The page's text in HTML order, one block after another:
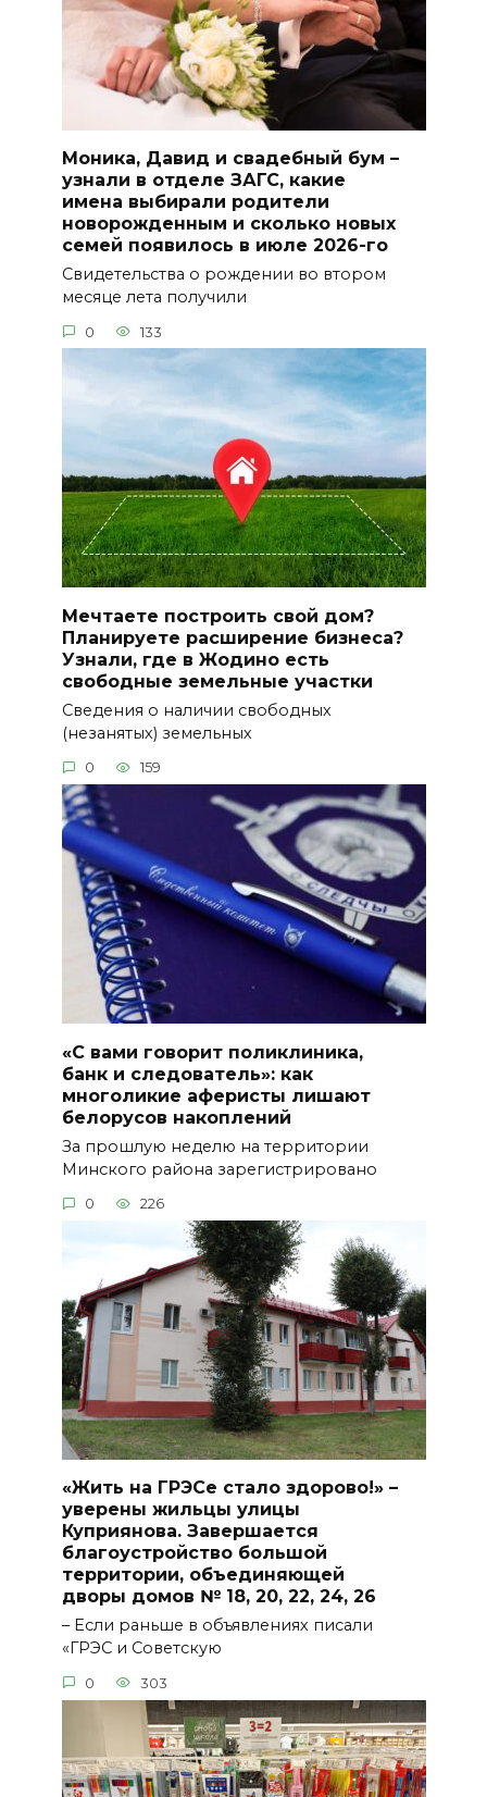
Моника, Давид и свадебный бум –
узнали в отделе ЗАГС, какие
имена выбирали родители
новорожденным и сколько новых
семей появилось в июле 2026-го
Свидетельства о рождении во втором
месяце лета получили
0 133
Мечтаете построить свой дом?
Планируете расширение бизнеса?
Узнали, где в Жодино есть
свободные земельные участки
Сведения о наличии свободных
(незанятых) земельных
0 159
«С вами говорит поликлиника,
банк и следователь»: как
многоликие аферисты лишают
белорусов накоплений
За прошлую неделю на территории
Минского района зарегистрировано
0 226
«Жить на ГРЭСе стало здорово!» –
уверены жильцы улицы
Куприянова. Завершается
благоустройство большой
территории, объединяющей
дворы домов № 18, 20, 22, 24, 26
– Если раньше в объявлениях писали
«ГРЭС и Советскую
0 303